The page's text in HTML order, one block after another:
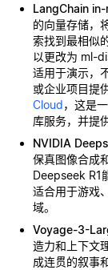
LangChain
的向量存储，
索找到最相似
以更改为 ml-
适用于演示，
或企业项目提
Cloud，这是
库服务，并提
NVIDIA
保真图像合成
Deepseek R1
适合用于游戏
域。
Voyage-3-
造力和上下文
成连贯的叙事